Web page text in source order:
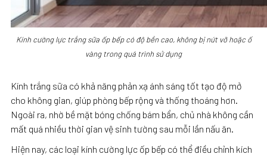
Kính cường lực trắng sữa ốp bếp có độ bền cao, không bị nứt vỡ hoặc ố
vàng trong quá trình sử dụng
Kính trắng sữa có khả năng phản xạ ánh sáng tốt tạo độ mở
cho không gian, giúp phòng bếp rộng và thống thoáng hơn.
Ngoài ra, nhờ bề mặt bóng chống bám bẩn, chủ nhà không cần
mất quá nhiều thời gian vệ sinh tường sau mỗi lần nấu ăn.
Hiện nay, các loại kính cường lực ốp bếp có thể điều chỉnh kích